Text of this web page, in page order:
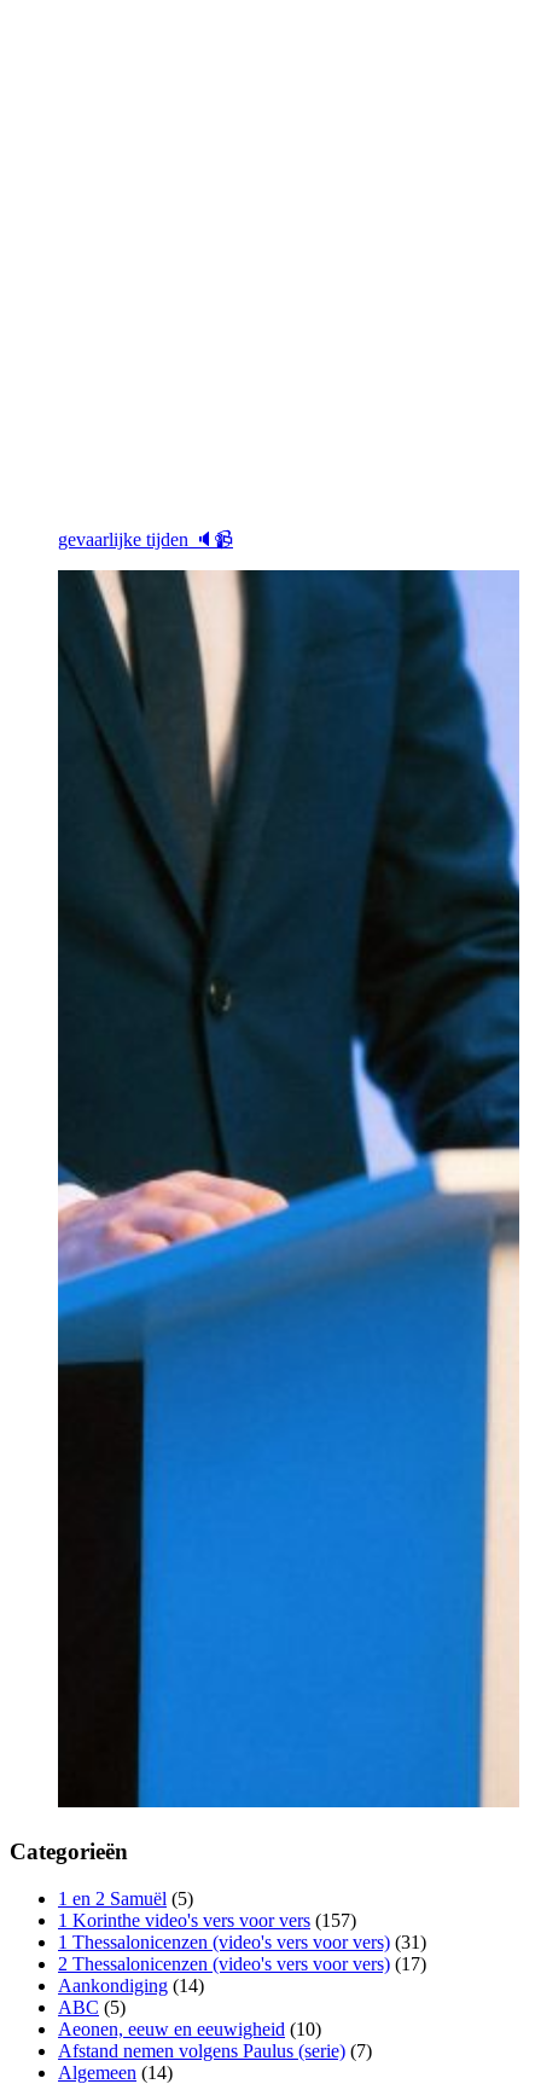
gevaarlijke tijden 🔈📹
Categorieën
1 en 2 Samuël (5)
1 Korinthe video's vers voor vers (157)
1 Thessalonicenzen (video's vers voor vers) (31)
2 Thessalonicenzen (video's vers voor vers) (17)
Aankondiging (14)
ABC (5)
Aeonen, eeuw en eeuwigheid (10)
Afstand nemen volgens Paulus (serie) (7)
Algemeen (14)